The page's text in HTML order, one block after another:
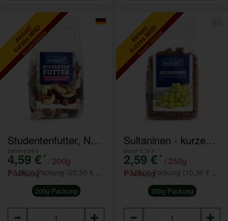
Aktion!
kurzes MHD
bis zum 30.8.2026
Studentenfutter, Nuss mit Cranberries - MHD bis 31.07. -solange Vorrat reicht
bisher 6,59 €
4,59 € * / 200g
Packung
200g Packung
Aktion!
kurzes MHD
bis zum 30.8.2026
Sultaninen - kurzes MHD -solange Vorrat reicht
bisher 3,79 €
2,59 € * / 250g
Packung
250g Packung